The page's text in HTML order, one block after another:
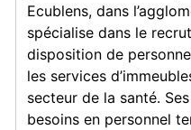
Ecublens, dans
spécialise dans le
disposition de
les services
secteur de la santé.
besoins en personnel